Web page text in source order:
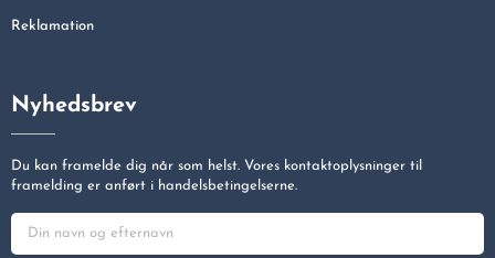
Reklamation
Nyhedsbrev
Du kan framelde dig når som helst. Vores kontaktoplysninger til
framelding er anført i handelsbetingelserne.